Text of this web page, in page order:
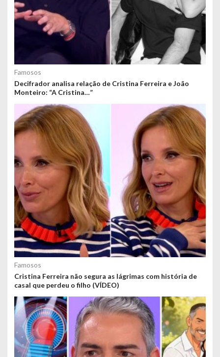
Famosos
Decifrador analisa relação de Cristina Ferreira e João
Monteiro: “A Cristina…”
Famosos
Cristina Ferreira não segura as lágrimas com história de
casal que perdeu o filho (VÍDEO)